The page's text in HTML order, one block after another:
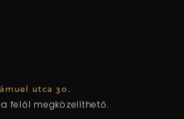
utca 30.
felől megközelíthető.